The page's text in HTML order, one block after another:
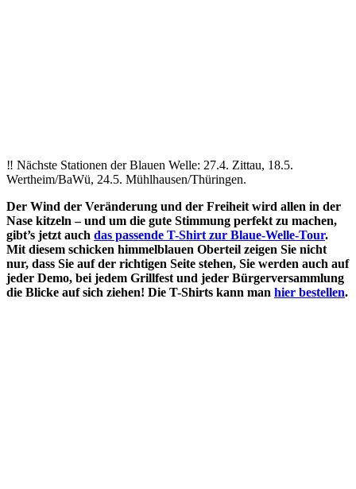
‼️ Nächste Stationen der Blauen Welle: 27.4. Zittau, 18.5.
Wertheim/BaWü, 24.5. Mühlhausen/Thüringen.
Der Wind der Veränderung und der Freiheit wird allen in der
Nase kitzeln – und um die gute Stimmung perfekt zu machen,
gibt’s jetzt auch das passende T-Shirt zur Blaue-Welle-Tour.
Mit diesem schicken himmelblauen Oberteil zeigen Sie nicht
nur, dass Sie auf der richtigen Seite stehen, Sie werden auch auf
jeder Demo, bei jedem Grillfest und jeder Bürgerversammlung
die Blicke auf sich ziehen! Die T-Shirts kann man hier bestellen.